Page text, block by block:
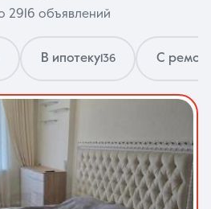
Контакты
297-00-00
с 08:30 до 20:00
2916 объявлений
В ипотеку136 С